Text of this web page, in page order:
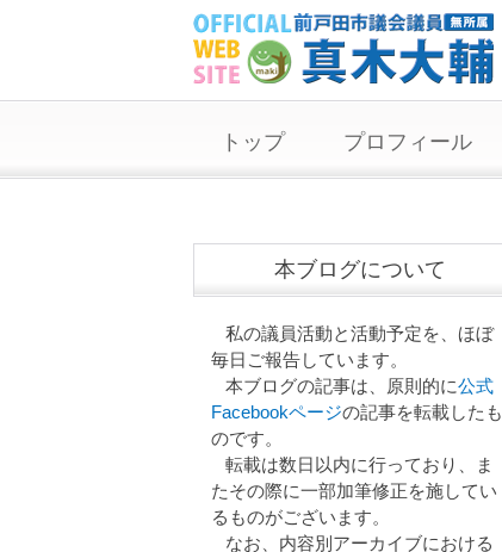
トップ プロフィール
本ブログについて
私の議員活動と活動予定を、ほぼ
毎日ご報告しています。
本ブログの記事は、原則的に公式
Facebookページの記事を転載したも
のです。
転載は数日以内に行っており、ま
たその際に一部加筆修正を施してい
るものがございます。
なお、内容別アーカイブにおける